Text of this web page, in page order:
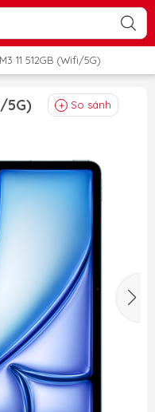
11 512GB (Wifi/5G)
5G) So sánh